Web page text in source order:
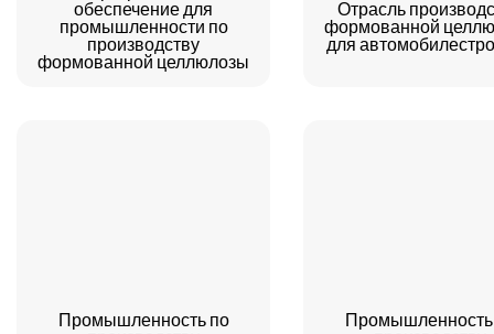
before wearing and supervise
children during decoration and
use. With OEM/ODM support
Q1: What paints and markers
обеспечение для
промышленности по
производству
формованной целлюлозы
Отрасль
формованной
для
Промышленность по
Промышленность